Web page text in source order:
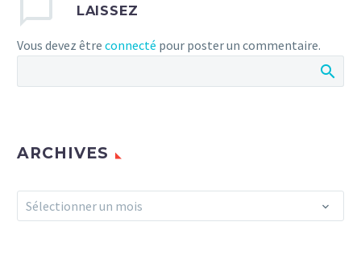
LAISSEZ
Vous devez être connecté pour poster un commentaire.
ARCHIVES
Archives
Sélectionner un mois